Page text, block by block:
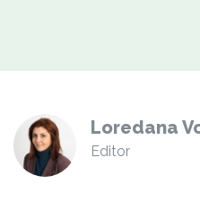
Loredana
Editor